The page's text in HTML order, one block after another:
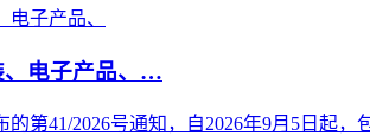
、电子产品、…
第41/2026号通知，自2026年9月5日起